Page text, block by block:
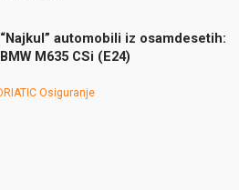
“Najkul” automobili iz osamdesetih:
BMW M635 CSi (E24)